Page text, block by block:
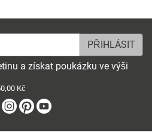
a získat poukázku ve výši
Kč
Facebook
Instagram
Pinterest